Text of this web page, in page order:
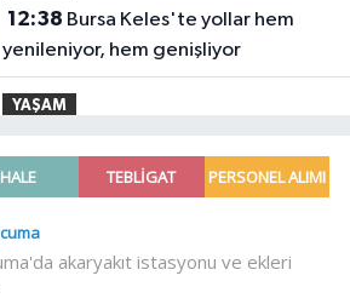
12:38
yenileniyor, hem genişliyor
YAŞAM
taşlarına saldırı sonrası restorasyon
12:26Denizli Büyükşehir'den